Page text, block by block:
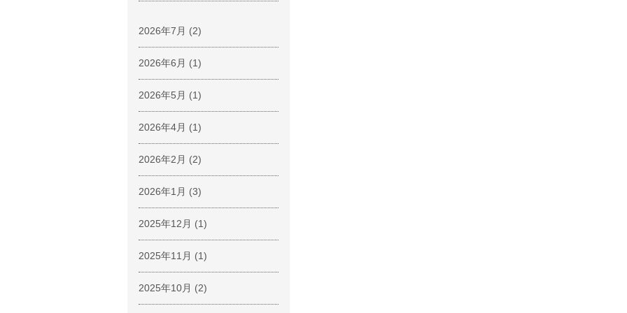
2026年7月 (2)
2026年6月 (1)
2026年5月 (1)
2026年4月 (1)
2026年2月 (2)
2026年1月 (3)
2025年12月 (1)
2025年11月 (1)
2025年10月 (2)